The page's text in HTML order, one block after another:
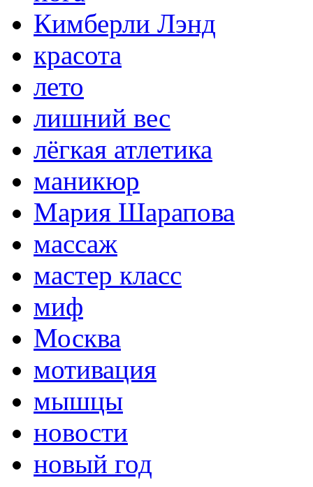
Кимберли Лэнд
красота
лето
лишний вес
лёгкая атлетика
маникюр
Мария Шарапова
массаж
мастер класс
миф
Москва
мотивация
мышцы
новости
новый год